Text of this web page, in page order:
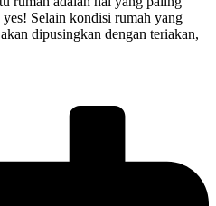
Selain kondisi rumah yang
dipusingkan dengan teriakan,